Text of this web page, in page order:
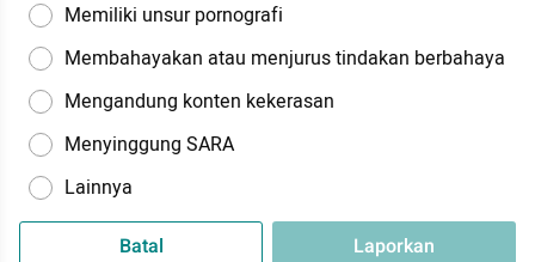
Memiliki unsur pornografi
Membahayakan atau menjurus tindakan berbahaya
Mengandung konten kekerasan
Menyinggung SARA
Lainnya
Batal Laporkan